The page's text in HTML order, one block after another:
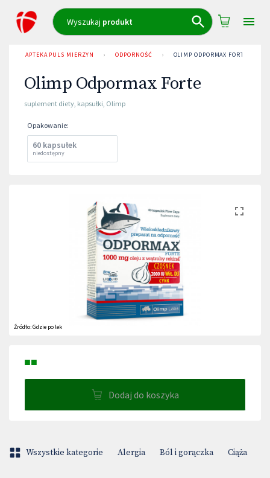
Wyszukaj produkt
APTEKA PULS MIERZYN › ODPORNOŚĆ › OLIMP ODPORMAX FORTE
Olimp Odpormax Forte
suplement diety, kapsułki, Olimp
Opakowanie:
60 kapsułek
niedostępny
Źródło:Gdzie po lek
■■
Dodaj do koszyka
Wszystkie kategorie Alergia Ból i gorączka Ciąża